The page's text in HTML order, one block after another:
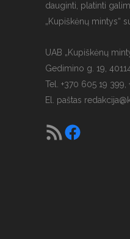
dauginti, platinti
„Kupiškėnų mintys“
UAB „Kupiškėnų
Gedimino g. 19,
Tel. +370 605 19 399,
El. paštas